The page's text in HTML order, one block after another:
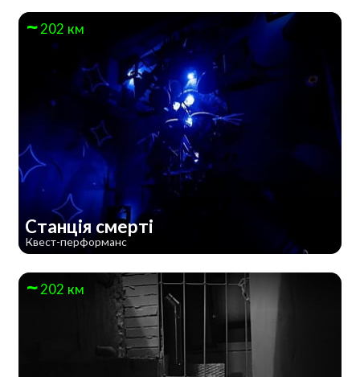
202 км
Станція смерті
Квест-перформанс
202 км